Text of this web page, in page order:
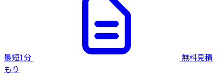
最短1分
無料見積
もり